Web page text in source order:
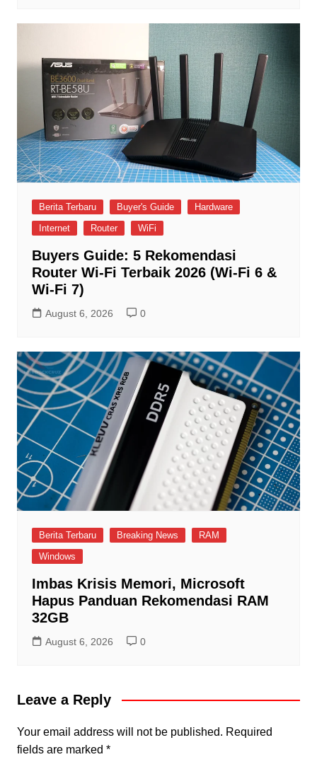
Berita Terbaru Buyer's Guide
Hardware
Internet
Router WiFi
Buyers Guide: 5 Rekomendasi
Router Wi-Fi Terbaik 2026 (Wi-Fi 6 &
Wi-Fi 7)
August 6, 2026 0
Berita Terbaru Breaking News
RAM
Windows
Imbas Krisis Memori, Microsoft
Hapus Panduan Rekomendasi RAM
32GB
August 6, 2026 0
Leave a Reply
Your email address will not be published. Required
fields are marked *